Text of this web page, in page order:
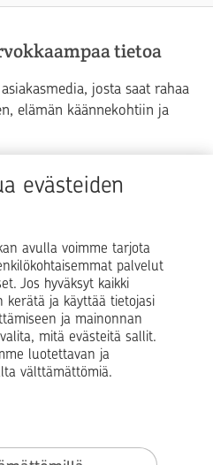
evästeiden
avulla voimme tarjota
palvelut
Jos hyväksyt kaikki
ja käyttää tietojasi
ja mainonnan
mitä evästeitä sallit.
luotettavan ja
välttämättömiä.
tietoa
josta saat rahaa
elämän käännekohtiin ja
Yrityselämä
Vahinkoapu